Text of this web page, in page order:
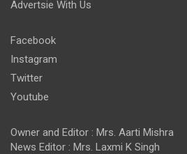
Advertsie With Us
Facebook
Instagram
Twitter
Youtube
Owner and Editor : Mrs. Aarti Mishra
News Editor : Mrs. Laxmi K Singh